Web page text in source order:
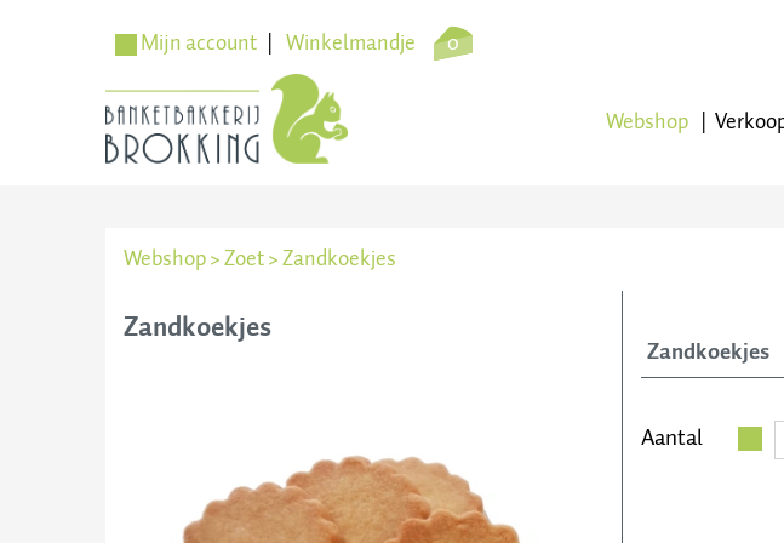
Mijn account Winkelmandje 0
Webshop
Bezorging
Webshop>Zoet>Zandkoekjes
Zandkoekjes
Zandkoekjes
Aantal